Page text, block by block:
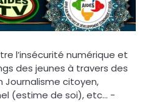
l’insécurité numérique et
des jeunes à travers des
Journalisme citoyen,
(estime de soi), etc… -